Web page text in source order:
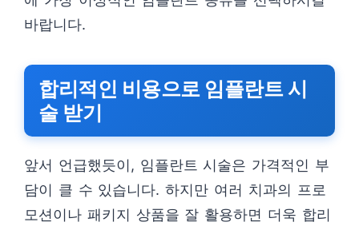
바랍니다.
합리적인 비용으로 임플란트 시
술 받기
앞서 언급했듯이, 임플란트 시술은 가격적인 부
담이 클 수 있습니다. 하지만 여러 치과의 프로
모션이나 패키지 상품을 잘 활용하면 더욱 합리